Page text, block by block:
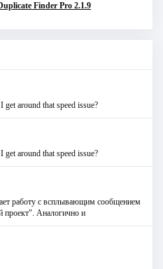
Finder Pro 2.1.9
around that speed issue?
around that speed issue?
работу с всплывающим сообщением
Аналогично и